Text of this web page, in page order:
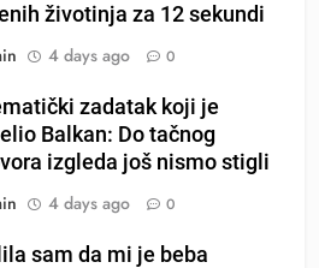
životinja za 12 sekundi
4 days ago 0
zadatak koji je
Balkan: Do tačnog
izgleda još nismo stigli
4 days ago 0
sam da mi je beba